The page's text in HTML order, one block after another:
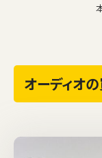
オーディオ